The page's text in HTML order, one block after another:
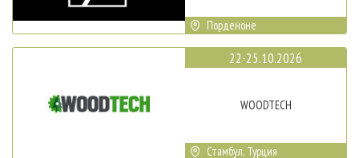
Порденоне
22-25.10.2026
WOODTECH
Стамбул, Турция